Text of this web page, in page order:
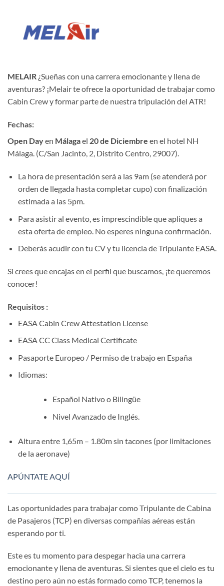
MELAIR ¿Sueñas con una carrera emocionante y llena de
aventuras? ¡Melair te ofrece la oportunidad de trabajar como
Cabin Crew y formar parte de nuestra tripulación del ATR!
Fechas:
Open Dayen Málagael 20 de Diciembre en el hotel NH
Málaga. (C/San Jacinto, 2, Distrito Centro, 29007).
La hora de presentación será a las 9am (se atenderá por
orden de llegada hasta completar cupo) con finalización
estimada a las 5pm.
Para asistir al evento, es imprescindible que apliques a
esta oferta de empleo. No esperes ninguna confirmación.
Deberás acudir con tu CV y tu licencia de Tripulante EASA.
Si crees que encajas en el perfil que buscamos, ¡te queremos
conocer!
Requisitos :
EASA Cabin Crew Attestation License
EASA CC Class Medical Certificate
Pasaporte Europeo / Permiso de trabajo en España
Idiomas:
Español Nativo o Bilingüe
Nivel Avanzado de Inglés.
​Altura entre 1,65m – 1.80m sin tacones (por limitaciones
de la aeronave)
APÚNTATE AQUÍ
Las oportunidades para trabajar como Tripulante de Cabina
de Pasajeros (TCP) en diversas compañías aéreas están
esperando por ti.
Este es tu momento para despegar hacia una carrera
emocionante y llena de aventuras. Si sientes que el cielo es tu
destino pero aún no estás formado como TCP, tenemos la